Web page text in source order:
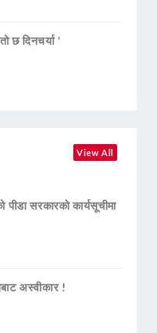
छ दिनचर्या ’
View All
पीडा सरकारको कार्यसूचीमा
अस्वीकार !